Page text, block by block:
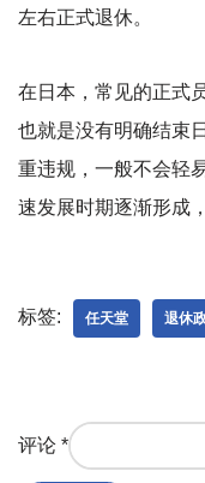
左右正式退休。
在日本，常见的正式
也就是没有明确结束
重违规，一般不会轻
速发展时期逐渐形成
标签: 任天堂 退休
评论 *